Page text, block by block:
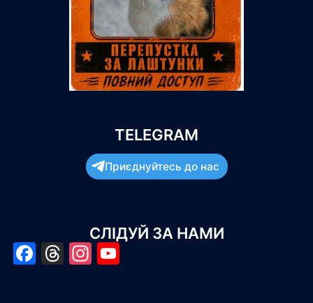
TELEGRAM
Приєднуйтесь до нас
СЛІДУЙ ЗА НАМИ
Facebook
Threads
Instagram